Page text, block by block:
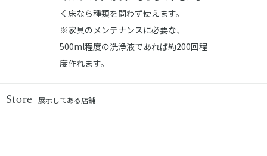
く床なら種類を問わず使えます。
※家具のメンテナンスに必要な、
500ml程度の洗浄液であれば約200回程
度作れます。
Store 展示してある店舗